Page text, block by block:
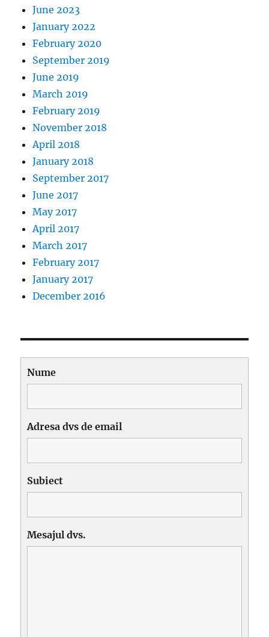
June 2023
January 2022
February 2020
September 2019
June 2019
March 2019
February 2019
November 2018
April 2018
January 2018
September 2017
June 2017
May 2017
April 2017
March 2017
February 2017
January 2017
December 2016
Nume
Adresa dvs de email
Subiect
Mesajul dvs.